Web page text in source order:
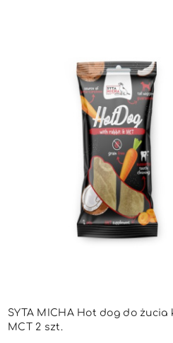
SYTA MICHA Hot dog do żucia
MCT 2 szt.
DO KOSZYKA